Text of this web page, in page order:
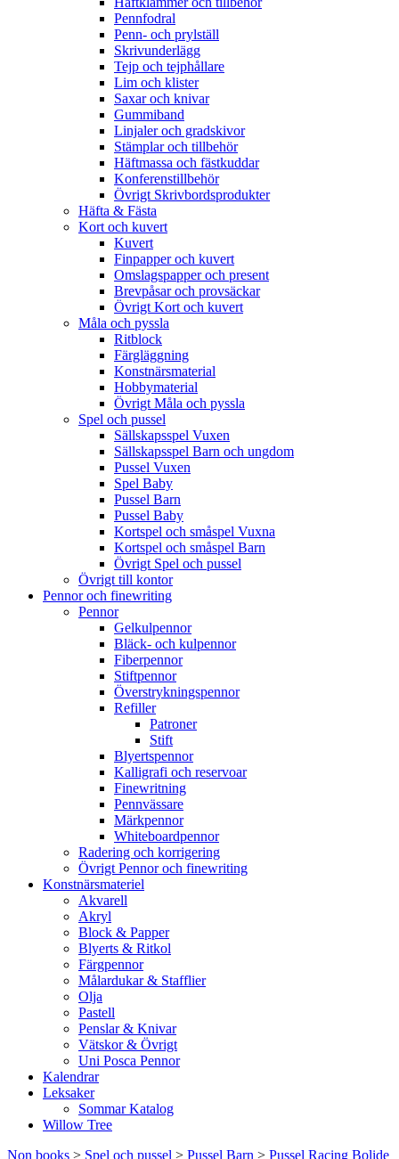
Pennfodral
Penn- och prylställ
Skrivunderlägg
Tejp och tejphållare
Lim och klister
Saxar och knivar
Gummiband
Linjaler och gradskivor
Stämplar och tillbehör
Häftmassa och fästkuddar
Konferenstillbehör
Övrigt Skrivbordsprodukter
Häfta & Fästa
Kort och kuvert
Kuvert
Finpapper och kuvert
Omslagspapper och present
Brevpåsar och provsäckar
Övrigt Kort och kuvert
Måla och pyssla
Ritblock
Färgläggning
Konstnärsmaterial
Hobbymaterial
Övrigt Måla och pyssla
Spel och pussel
Sällskapsspel Vuxen
Sällskapsspel Barn och ungdom
Pussel Vuxen
Spel Baby
Pussel Barn
Pussel Baby
Kortspel och småspel Vuxna
Kortspel och småspel Barn
Övrigt Spel och pussel
Övrigt till kontor
Pennor och finewriting
Pennor
Gelkulpennor
Bläck- och kulpennor
Fiberpennor
Stiftpennor
Överstrykningspennor
Refiller
Patroner
Stift
Blyertspennor
Kalligrafi och reservoar
Finewritning
Pennvässare
Märkpennor
Whiteboardpennor
Radering och korrigering
Övrigt Pennor och finewriting
Konstnärsmateriel
Akvarell
Akryl
Block & Papper
Blyerts & Ritkol
Färgpennor
Målardukar & Stafflier
Olja
Pastell
Penslar & Knivar
Vätskor & Övrigt
Uni Posca Pennor
Kalendrar
Leksaker
Sommar Katalog
Willow Tree
Non books > Spel och pussel > Pussel Barn > Pussel Racing Bolide